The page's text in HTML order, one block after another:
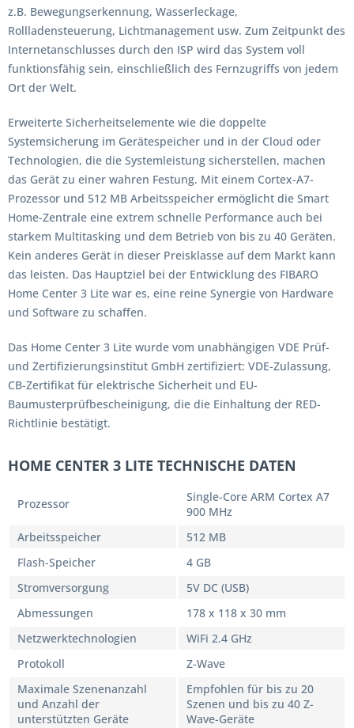
z.B. Bewegungserkennung, Wasserleckage,
Rollladensteuerung, Lichtmanagement usw. Zum Zeitpunkt des
Internetanschlusses durch den ISP wird das System voll
funktionsfähig sein, einschließlich des Fernzugriffs von jedem
Ort der Welt.
Erweiterte Sicherheitselemente wie die doppelte
Systemsicherung im Gerätespeicher und in der Cloud oder
Technologien, die die Systemleistung sicherstellen, machen
das Gerät zu einer wahren Festung. Mit einem Cortex-A7-
Prozessor und 512 MB Arbeitsspeicher ermöglicht die Smart
Home-Zentrale eine extrem schnelle Performance auch bei
starkem Multitasking und dem Betrieb von bis zu 40 Geräten.
Kein anderes Gerät in dieser Preisklasse auf dem Markt kann
das leisten. Das Hauptziel bei der Entwicklung des FIBARO
Home Center 3 Lite war es, eine reine Synergie von Hardware
und Software zu schaffen.
Das Home Center 3 Lite wurde vom unabhängigen VDE Prüf-
und Zertifizierungsinstitut GmbH zertifiziert: VDE-Zulassung,
CB-Zertifikat für elektrische Sicherheit und EU-
Baumusterprüfbescheinigung, die die Einhaltung der RED-
Richtlinie bestätigt.
HOME CENTER 3 LITE TECHNISCHE DATEN
Prozessor
Single-Core ARM Cortex A7
900 MHz
Arbeitsspeicher
512 MB
Flash-Speicher
4 GB
Stromversorgung
5V DC (USB)
Abmessungen
178 x 118 x 30 mm
Netzwerktechnologien
WiFi 2.4 GHz
Protokoll
Z-Wave
Maximale Szenenanzahl
und Anzahl der
unterstützten Geräte
Empfohlen für bis zu 20
Szenen und bis zu 40 Z-
Wave-Geräte